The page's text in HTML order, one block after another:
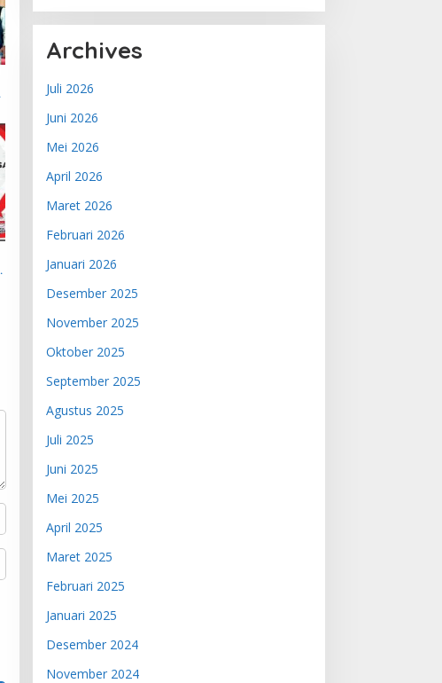
Archives
Juli 2026
Juni 2026
Mei 2026
April 2026
Maret 2026
Februari 2026
Januari 2026
Desember 2025
November 2025
Oktober 2025
September 2025
Agustus 2025
Juli 2025
Juni 2025
Mei 2025
April 2025
Maret 2025
Februari 2025
Januari 2025
Desember 2024
November 2024